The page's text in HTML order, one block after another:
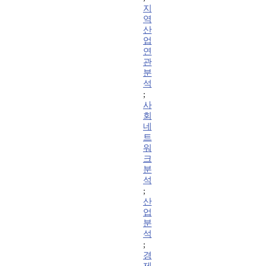
지
역
산
업
연
관
분
석
;
사
회
네
트
워
크
분
석
;
산
업
분
석
;
경